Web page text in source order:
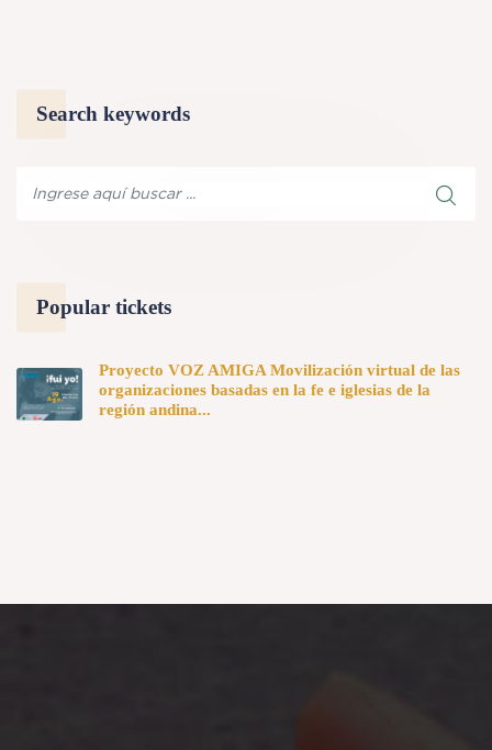
Search keywords
Popular tickets
Proyecto VOZ AMIGA Movilización virtual de las
organizaciones basadas en la fe e iglesias de la
región andina...